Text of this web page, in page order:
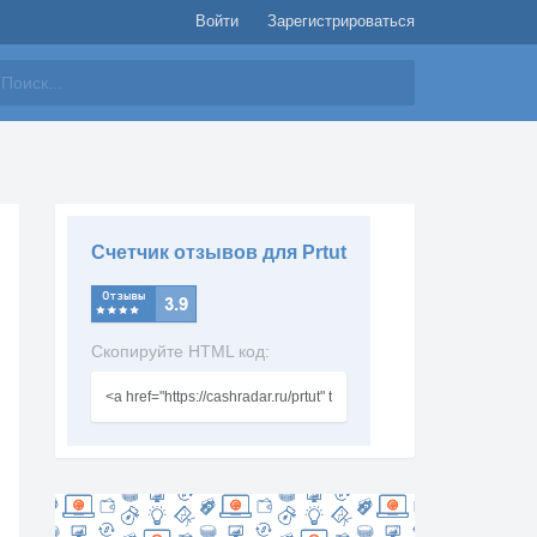
Войти Зарегистрироваться
Счетчик отзывов для Prtut
Скопируйте HTML код: